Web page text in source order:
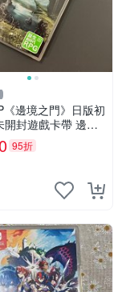
《邊境之門》日版初
開封遊戲卡帶 邊境
日版 新品 無拆封
95折